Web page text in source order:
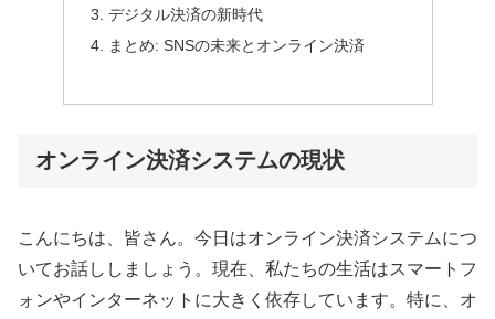
デジタル決済の新時代
まとめ: SNSの未来とオンライン決済
オンライン決済システムの現状
こんにちは、皆さん。今日はオンライン決済システムにつ
いてお話ししましょう。現在、私たちの生活はスマートフ
ォンやインターネットに大きく依存しています。特に、オ